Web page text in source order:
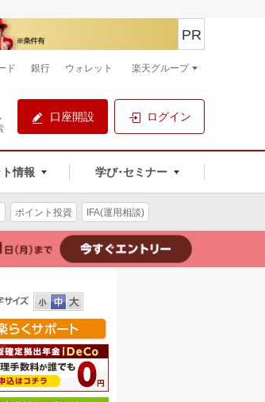
口座開設 ログイン
情報 学び･セミナー
PR
ド 銀行 ウォレット 楽天グループ
ポイント投資 IFA(運用相談)